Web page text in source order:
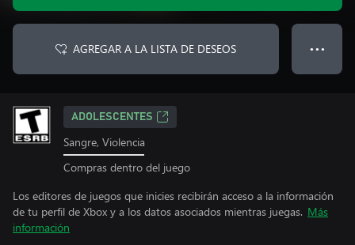
AGREGAR A LA LISTA DE DESEOS ● ● ●
ADOLESCENTES
Sangre, Violencia
Compras dentro del juego
Los editores de juegos que inicies recibirán acceso a la información
de tu perfil de Xbox y a los datos asociados mientras juegas. Más
información